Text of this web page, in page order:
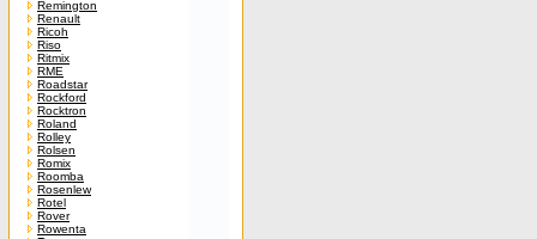
Remington
Renault
Ricoh
Riso
Ritmix
RME
Roadstar
Rockford
Rocktron
Roland
Rolley
Rolsen
Romix
Roomba
Rosenlew
Rotel
Rover
Rowenta